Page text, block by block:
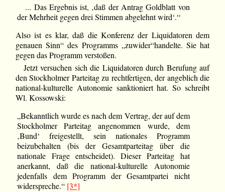
... Das Ergebnis ist, ‚daß der Antrag Goldblatt von
der Mehrheit gegen drei Stimmen abgelehnt wird‘.“
Also ist es klar, daß die Konferenz der Liquidatoren dem
genauen Sinn“ des Programms „zuwider“handelte. Sie hat
gegen das Programm verstoßen.
Jetzt versuchen sich die Liquidatoren durch Berufung auf
den Stockholmer Parteitag zu rechtfertigen, der angeblich die
national-kulturelle Autonomie sanktioniert hat. So schreibt
Wl. Kossowski:
„Bekanntlich wurde es nach dem Vertrag, der auf dem
Stockholmer Parteitag angenommen wurde, dem
‚Bund‘ freigestellt, sein nationales Programm
beizubehalten (bis der Gesamtparteitag über die
nationale Frage entscheidet). Dieser Parteitag hat
anerkannt, daß die national-kulturelle Autonomie
jedenfalls dem Programm der Gesamtpartei nicht
widerspreche.“ [3*]